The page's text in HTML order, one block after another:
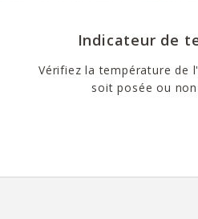
Indicateur de
Vérifiez la température de
soit posée ou